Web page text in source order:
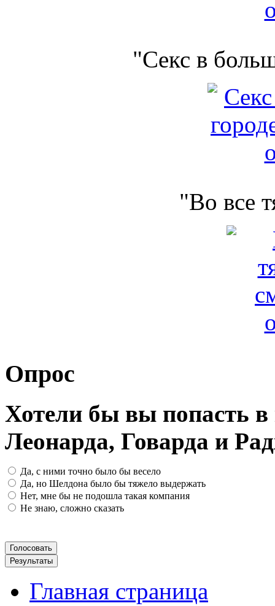
"Секс в
"Во все
Опрос
Хотели бы вы попасть
Леонарда, Говарда и
Да, с ними точно было бы весело
Да, но Шелдона было бы тяжело выдержать
Нет, мне бы не подошла такая компания
Не знаю, сложно сказать
Главная страница